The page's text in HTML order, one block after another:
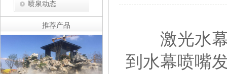
喷泉动态
推荐产品
激光水幕
到水幕喷嘴